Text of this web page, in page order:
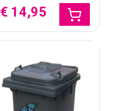
€ 14,95